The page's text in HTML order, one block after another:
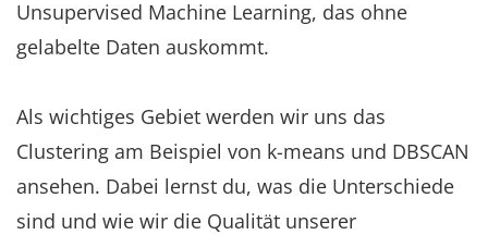
Unsupervised Machine Learning, das ohne
gelabelte Daten auskommt.
Als wichtiges Gebiet werden wir uns das
Clustering am Beispiel von k-means und DBSCAN
ansehen. Dabei lernst du, was die Unterschiede
sind und wie wir die Qualität unserer